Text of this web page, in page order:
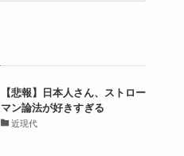
【悲報】日本人さん、ストロー
マン論法が好きすぎる
近現代